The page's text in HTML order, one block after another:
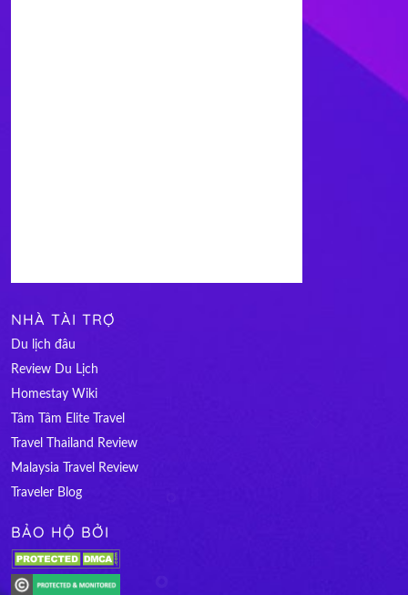
NHÀ TÀI TRỢ
Du lịch đâu
Review Du Lịch
Homestay Wiki
Tâm Tâm Elite Travel
Travel Thailand Review
Malaysia Travel Review
Traveler Blog
BẢO HỘ BỞI